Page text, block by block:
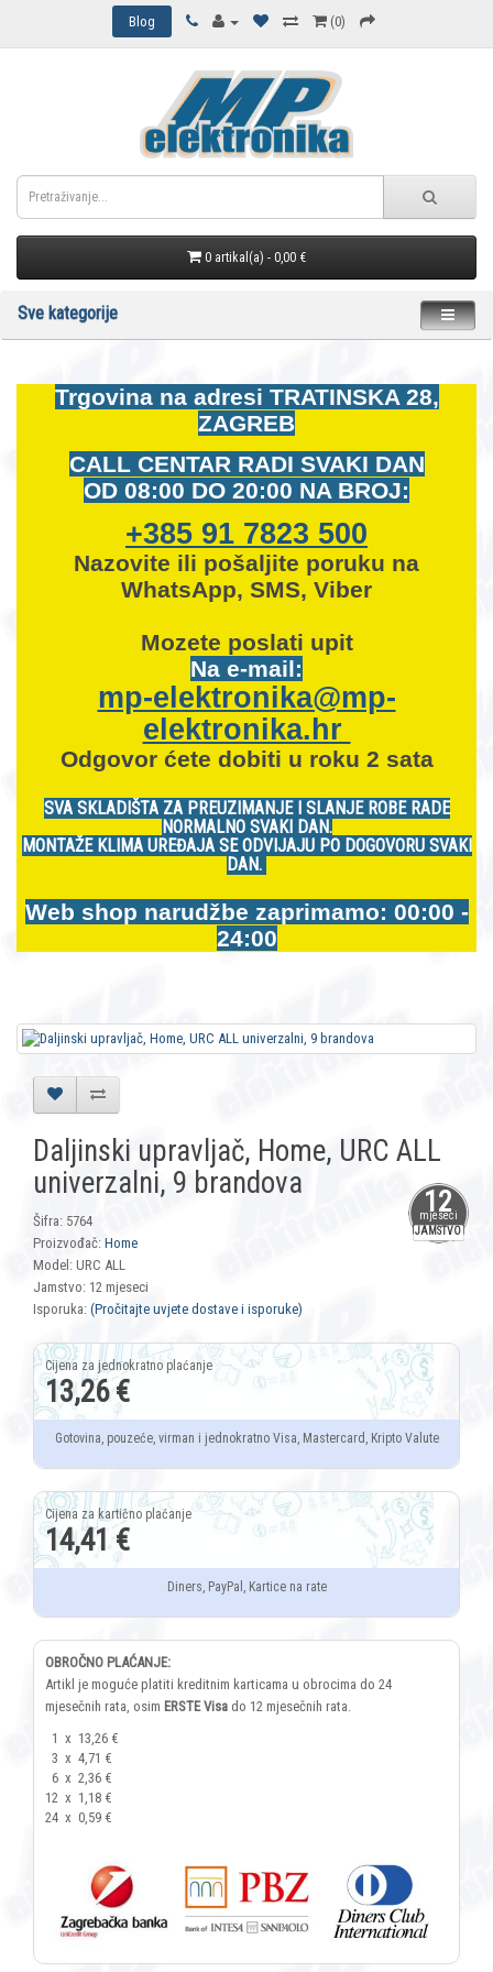
Blog (0)
0 artikal(a) - 0,00 €
Sve kategorije
Trgovina na adresi TRATINSKA 28,
ZAGREB
CALL CENTAR RADI SVAKI DAN
OD 08:00 DO 20:00 NA BROJ:
+385 91 7823 500
Nazovite ili pošaljite poruku na
WhatsApp, SMS, Viber
Mozete poslati upit
Na e-mail:
mp-elektronika@mp-
elektronika.hr
Odgovor ćete dobiti u roku 2 sata
SVA SKLADIŠTA ZA PREUZIMANJE I SLANJE ROBE RADE
NORMALNO SVAKI DAN.
MONTAŽE KLIMA UREĐAJA SE ODVIJAJU PO DOGOVORU SVAKI
DAN.
Web shop narudžbe zaprimamo: 00:00 -
24:00
12
mjeseci
JAMSTVO
Daljinski upravljač, Home, URC ALL
univerzalni, 9 brandova
Šifra: 5764
Proizvođač: Home
Model: URC ALL
Jamstvo: 12 mjeseci
Isporuka: (Pročitajte uvjete dostave i isporuke)
13,26 €
Gotovina, pouzeće, virman i jednokratno Visa, Mastercard, Kripto Valute
14,41 €
Diners, PayPal, Kartice na rate
OBROČNO PLAĆANJE:
Artikl je moguće platiti kreditnim karticama u obrocima do 24
mjesečnih rata, osim ERSTE Visa do 12 mjesečnih rata.
1 x 13,26 €
3 x 4,71 €
6 x 2,36 €
12 x 1,18 €
24 x 0,59 €